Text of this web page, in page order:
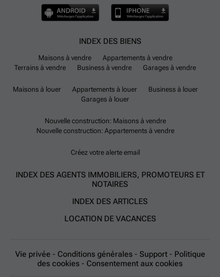
INDEX DES BIENS
Maisons à vendre
Appartements à vendre
Terrains à vendre
Business à vendre Garages à vendre
Maisons à louer Appartements à louer
Business à louer
Garages à louer
Nouvelle construction: Maisons à vendre
Nouvelle construction: Appartements à vendre
Créez votre alerte email
INDEX DES AGENTS IMMOBILIERS, PROMOTEURS ET
NOTAIRES
INDEX DES ARTICLES
LOCATION DE VACANCES
Vie privée - Conditions générales - Support - Politique
des cookies - Consentement aux cookies